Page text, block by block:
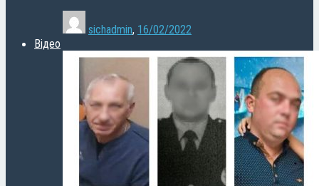
sichadmin, 16/02/2022
Відео